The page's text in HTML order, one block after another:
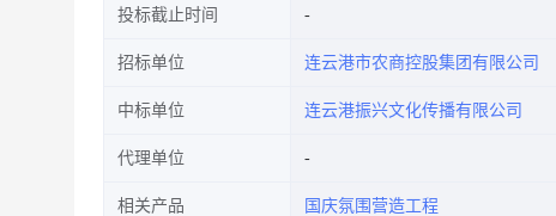
投标截止时间
招标单位 连云港市农商控股集团有限公司
中标单位 连云港振兴文化传播有限公司
代理单位
相关产品 国庆氛围营造工程